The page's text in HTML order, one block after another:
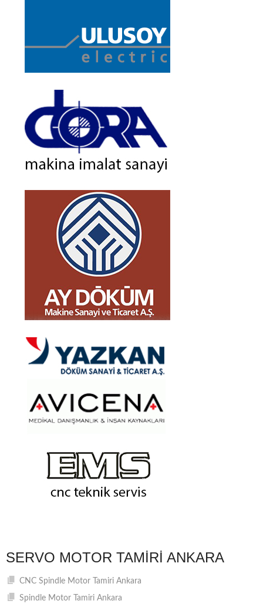
SERVO MOTOR TAMIRI ANKARA
CNC Spindle Motor Tamiri Ankara
Spindle Motor Tamiri Ankara